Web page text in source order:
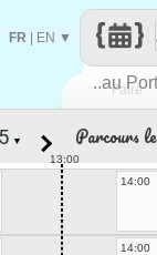
Faire
..au
FR EN ▼
▼ Parcours
13:00
14:00
14:00